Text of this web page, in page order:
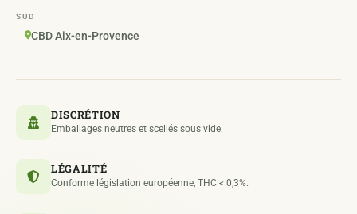
SUD
CBD Aix-en-Provence
DISCRÉTION
Emballages neutres et scellés sous vide.
LÉGALITÉ
Conforme législation européenne, THC < 0,3%.